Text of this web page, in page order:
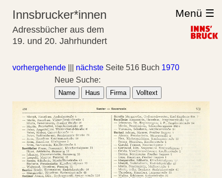
Innsbrucker*innen
Adressbücher aus dem
19. und 20. Jahrhundert
Menü ☰
vorhergehende nächste Seite 516 Buch 1970
Neue Suche:
Name Haus Firma Volltext